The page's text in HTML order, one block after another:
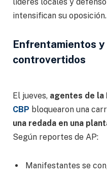
intensifican su oposición.
Enfrentamientos
controvertidos
El jueves, agentes de
CBP bloquearon una
una redada en una
Según reportes de AP:
Manifestantes se